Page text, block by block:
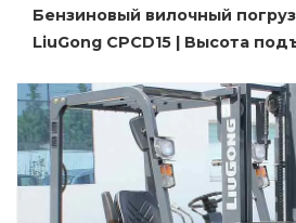
Бензиновый вилочный
LiuGong CPCD15 | Высота